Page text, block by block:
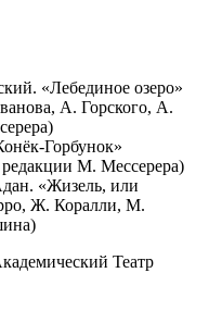
«Лебединое озеро»
А. Горского, А.
Горбунок»
М. Мессерера)
«Жизель, или
Ж. Коралли, М.
Театр